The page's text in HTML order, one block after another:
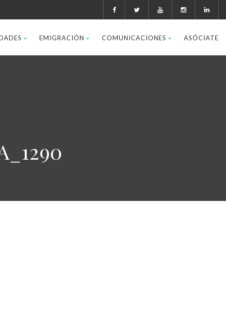
EMIGRACIÓN COMUNICACIONES ASÓCIATE